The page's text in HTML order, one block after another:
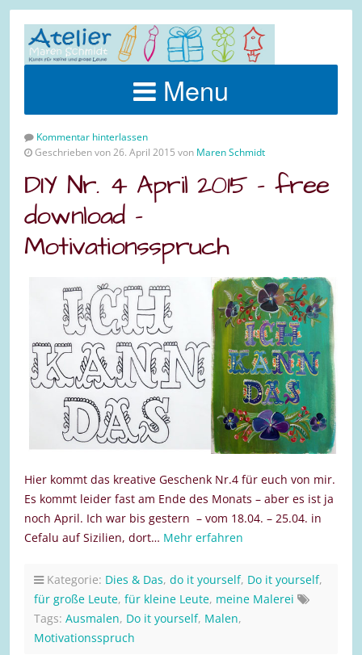
Menu
Kommentar hinterlassen
Geschrieben von 26. April 2015 von Maren Schmidt
DIY Nr. 4 April 2015 – free
download –
Motivationsspruch
Hier kommt das kreative Geschenk Nr.4 für euch von mir.
Es kommt leider fast am Ende des Monats – aber es ist ja
noch April. Ich war bis gestern – vom 18.04. – 25.04. in
Cefalu auf Sizilien, dort… Mehr erfahren
Kategorie: Dies & Das, do it yourself, Do it yourself,
für große Leute, für kleine Leute, meine Malerei
Tags: Ausmalen, Do it yourself, Malen,
Motivationsspruch